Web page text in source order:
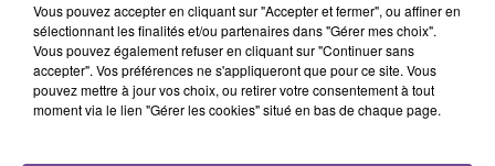
en cliquant sur le bouton ci-dessous.
Afficher l'élément
Vous pouvez accepter en cliquant sur "Accepter et fermer", ou affiner en
sélectionnant les finalités et/ou partenaires dans "Gérer mes choix".
Vous pouvez également refuser en cliquant sur "Continuer sans
accepter". Vos préférences ne s'appliqueront que pour ce site. Vous
pouvez mettre à jour vos choix, ou retirer votre consentement à tout
moment via le lien "Gérer les cookies" situé en bas de chaque page.